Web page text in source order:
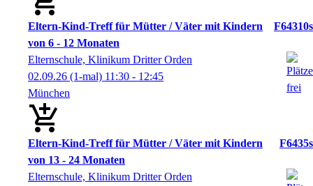
Eltern-Kind-Treff für Mütter / Väter mit Kindern
von 6 - 12 Monaten
F64310s
Elternschule, Klinikum Dritter Orden
02.09.26 (1-mal) 11:30 - 12:45
München
Eltern-Kind-Treff für Mütter / Väter mit Kindern
von 13 - 24 Monaten
F6435s
Elternschule, Klinikum Dritter Orden